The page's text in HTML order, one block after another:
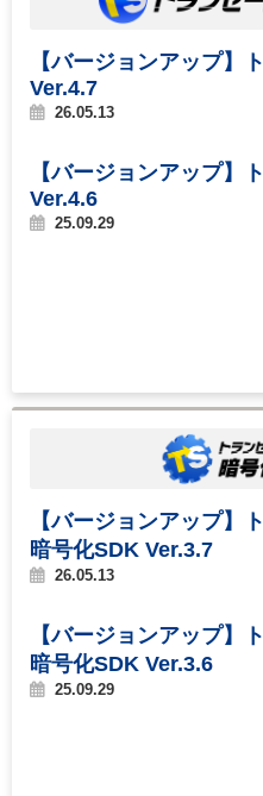
【バージョンアップ】
Ver.4.7
26.05.13
【バージョンアップ】
Ver.4.6
25.09.29
【バージョンアップ】
暗号化SDK Ver.3.7
26.05.13
【バージョンアップ】
暗号化SDK Ver.3.6
25.09.29